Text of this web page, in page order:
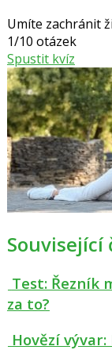
Umíte zachránit
1/10 otázek
Spustit kvíz
Související
Test: Řezník
za to?
Hovězí